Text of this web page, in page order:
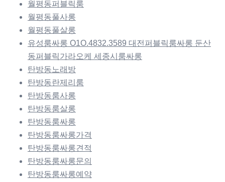
월평동퍼블릭룸
월평동풀사롱
월평동풀살롱
유성룸싸롱 O1O.4832.3589 대전퍼블릭룸싸롱 둔산
동퍼블릭가라오케 세종시룸싸롱
탄방동노래방
탄방동란제리룸
탄방동룸사롱
탄방동룸살롱
탄방동룸싸롱
탄방동룸싸롱가격
탄방동룸싸롱견적
탄방동룸싸롱문의
탄방동룸싸롱예약